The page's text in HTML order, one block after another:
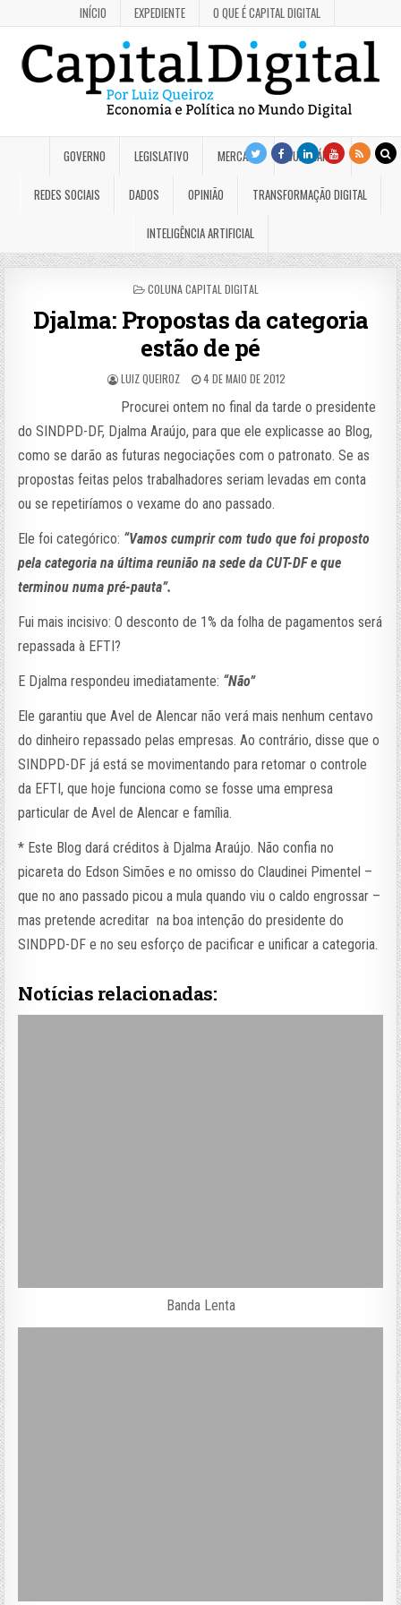
INÍCIO EXPEDIENTE O QUE É CAPITAL DIGITAL
GOVERNO LEGISLATIVO MERCADO JUDICIÁRIO
REDES SOCIAIS DADOS OPINIÃO TRANSFORMAÇÃO DIGITAL
INTELIGÊNCIA ARTIFICIAL
POSTED
COLUNA CAPITAL DIGITAL
Djalma: Propostas da categoria
estão de pé
LUIZ QUEIROZ 4 DE MAIO DE 2012
Procurei ontem no final da tarde o presidente
do SINDPD-DF, Djalma Araújo, para que ele explicasse ao Blog,
como se darão as futuras negociações com o patronato. Se as
propostas feitas pelos trabalhadores seriam levadas em conta
ou se repetiríamos o vexame do ano passado.
Ele foi categórico: “Vamos cumprir com tudo que foi proposto
pela categoria na última reunião na sede da CUT-DF e que
terminou numa pré-pauta”.
Fui mais incisivo: O desconto de 1% da folha de pagamentos será
repassada à EFTI?
E Djalma respondeu imediatamente: “Não”
Ele garantiu que Avel de Alencar não verá mais nenhum centavo
do dinheiro repassado pelas empresas. Ao contrário, disse que o
SINDPD-DF já está se movimentando para retomar o controle
da EFTI, que hoje funciona como se fosse uma empresa
particular de Avel de Alencar e família.
* Este Blog dará créditos à Djalma Araújo. Não confia no
picareta do Edson Simões e no omisso do Claudinei Pimentel –
que no ano passado picou a mula quando viu o caldo engrossar –
mas pretende acreditar na boa intenção do presidente do
SINDPD-DF e no seu esforço de pacificar e unificar a categoria.
Notícias relacionadas:
Banda Lenta